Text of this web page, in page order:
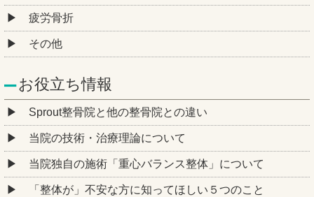
疲労骨折
その他
お役立ち情報
Sprout整骨院と他の整骨院との違い
当院の技術・治療理論について
当院独自の施術「重心バランス整体」について
「整体が」不安な方に知ってほしい５つのこと